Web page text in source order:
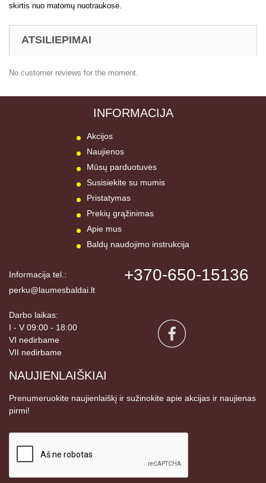
skirtis nuo matomų nuotraukose.
ATSILIEPIMAI
No customer reviews for the moment.
INFORMACIJA
Akcijos
Naujienos
Mūsų parduotuvės
Susisiekite su mumis
Pristatymas
Prekių grąžinimas
Apie mus
Baldų naudojimo instrukcija
Informacija tel.: +370-650-15136
perku@laumesbaldai.lt
Darbo laikas:
I - V 09:00 - 18:00
VI nedirbame
VII nedirbame
NAUJIENLAIŠKIAI
Prenumeruokite naujienlaiškį ir sužinokite apie akcijas ir naujienas
pirmi!